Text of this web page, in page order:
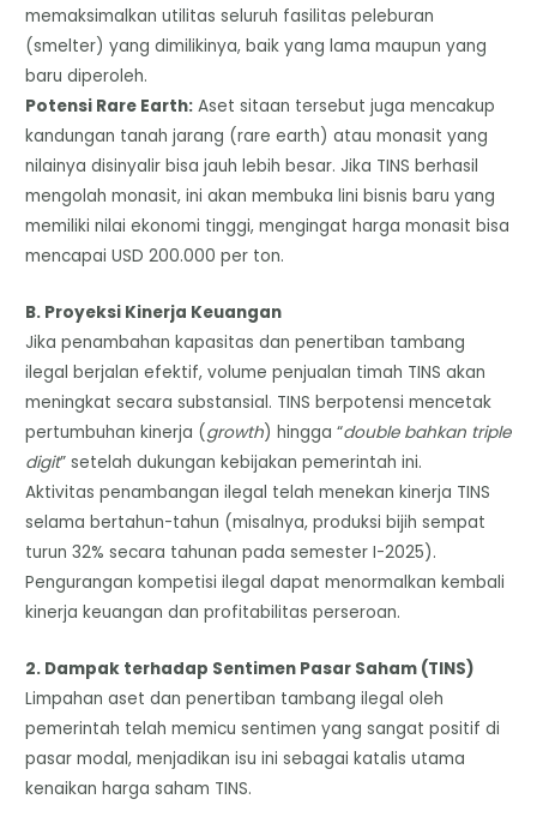
memaksimalkan utilitas seluruh fasilitas peleburan
(smelter) yang dimilikinya, baik yang lama maupun yang
baru diperoleh.
​Potensi Rare Earth: Aset sitaan tersebut juga mencakup
kandungan tanah jarang (rare earth) atau monasit yang
nilainya disinyalir bisa jauh lebih besar. Jika TINS berhasil
mengolah monasit, ini akan membuka lini bisnis baru yang
memiliki nilai ekonomi tinggi, mengingat harga monasit bisa
mencapai USD 200.000 per ton.
​B. Proyeksi Kinerja Keuangan
Jika penambahan kapasitas dan penertiban tambang
ilegal berjalan efektif, volume penjualan timah TINS akan
meningkat secara substansial. TINS berpotensi mencetak
pertumbuhan kinerja (growth) hingga “double bahkan triple
digit” setelah dukungan kebijakan pemerintah ini.
Aktivitas penambangan ilegal telah menekan kinerja TINS
selama bertahun-tahun (misalnya, produksi bijih sempat
turun 32% secara tahunan pada semester I-2025).
Pengurangan kompetisi ilegal dapat menormalkan kembali
kinerja keuangan dan profitabilitas perseroan.
​2. Dampak terhadap Sentimen Pasar Saham (TINS)
​Limpahan aset dan penertiban tambang ilegal oleh
pemerintah telah memicu sentimen yang sangat positif di
pasar modal, menjadikan isu ini sebagai katalis utama
kenaikan harga saham TINS.